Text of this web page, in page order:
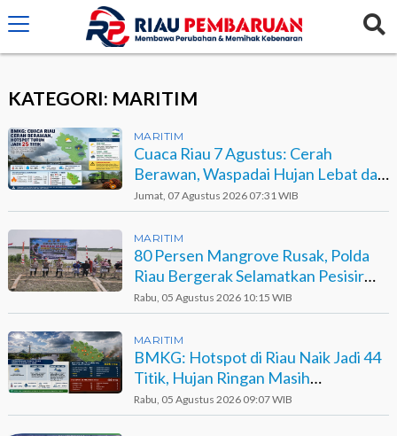
crossorigin="anonymous">
KATEGORI: MARITIM
MARITIM
Cuaca Riau 7 Agustus: Cerah
Berawan, Waspadai Hujan Lebat dan
Petir
Jumat, 07 Agustus 2026 07:31 WIB
MARITIM
80 Persen Mangrove Rusak, Polda
Riau Bergerak Selamatkan Pesisir
Sinaboi
Rabu, 05 Agustus 2026 10:15 WIB
MARITIM
BMKG: Hotspot di Riau Naik Jadi 44
Titik, Hujan Ringan Masih
Berpotensi Terjadi
Rabu, 05 Agustus 2026 09:07 WIB